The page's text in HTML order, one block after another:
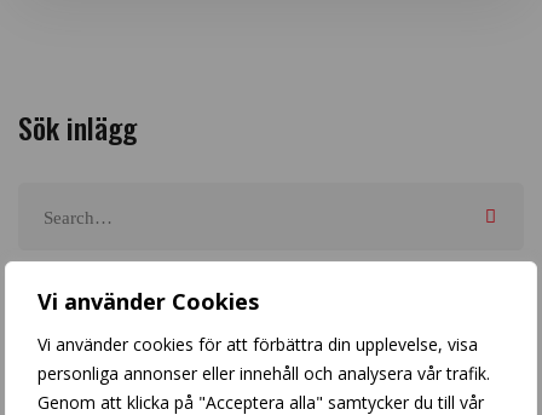
Vi använder Cookies
Vi använder cookies för att förbättra din upplevelse, visa
personliga annonser eller innehåll och analysera vår trafik.
Genom att klicka på "Acceptera alla" samtycker du till vår
Sök inlägg
Arkiv